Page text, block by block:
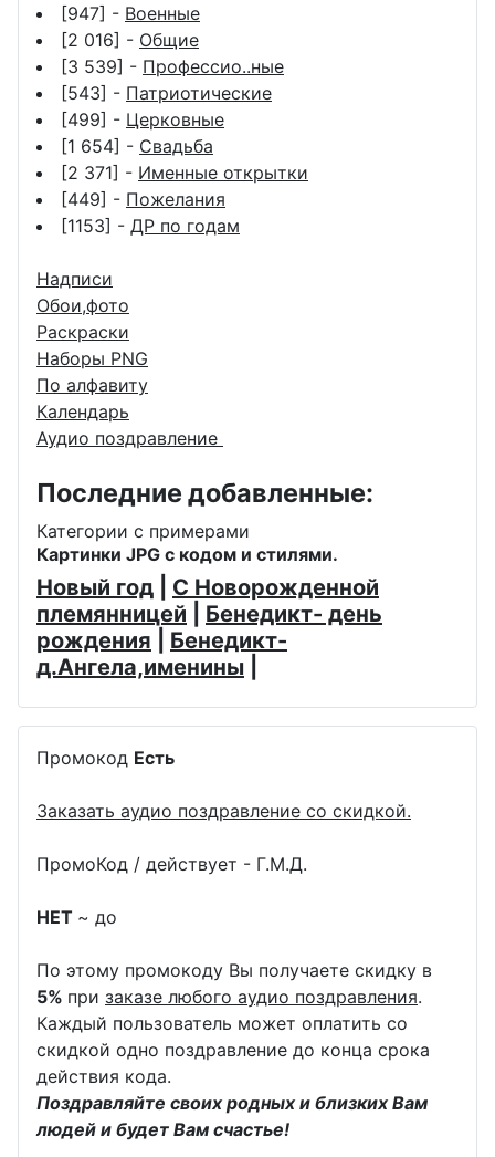
[947] - Военные
[2 016] - Общие
[3 539] - Профессио..ные
[543] - Патриотические
[499] - Церковные
[1 654] - Свадьба
[2 371] - Именные открытки
[449] - Пожелания
[1153] - ДР по годам
Надписи
Обои,фото
Раскраски
Наборы PNG
По алфавиту
Календарь
Аудио поздравление
Последние добавленные:
Категории с примерами
Картинки JPG с кодом и стилями.
Новый год
С Новорожденной
племянницей
Бенедикт- день
рождения
Бенедикт-
д.Ангела,именины
Промокод Есть
Заказать аудио поздравление со скидкой.
ПромоКод / действует - Г.М.Д.
НЕТ ~ до
По этому промокоду Вы получаете скидку в
5% при заказе любого аудио поздравления.
Каждый пользователь может оплатить со
скидкой одно поздравление до конца срока
действия кода.
Поздравляйте своих родных и близких Вам
людей и будет Вам счастье!